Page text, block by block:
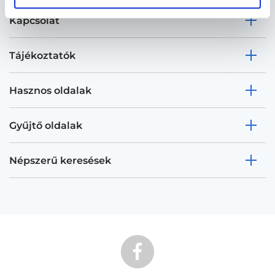
Kapcsolat
Tájékoztatók
Hasznos oldalak
Gyűjtő oldalak
Népszerű keresések